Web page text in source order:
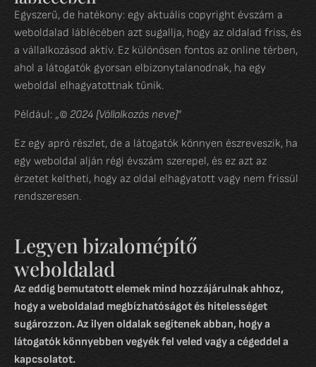
Egyszerű, de hatékony: egy aktuális copyright évszám a
weboldalad láblécében azt sugallja, hogy az oldalad friss, és
a vállalkozásod aktív. Ez különösen fontos az online térben,
ahol a látogatók gyorsan elbizonytalanodnak, ha egy
weboldal elhagyatottnak tűnik.
Például: „© 2024 [Vállalkozás neve]”
Ez egy apró részlet, de a látogatók könnyen észreveszik, ha
egy weboldal alján régi évszám szerepel, és ez azt az
érzetet keltheti, hogy az oldal elhagyatott vagy nem frissül
rendszeresen.
Legyen bizalomépítő
weboldalad
Az eddig bemutatott elemek mind hozzájárulnak ahhoz,
hogy a weboldalad megbízhatóságot és hitelességet
sugározzon. Az ilyen oldalak segítenek abban, hogy a
látogatók könnyebben vegyék fel veled vagy a cégeddel a
kapcsolatot.